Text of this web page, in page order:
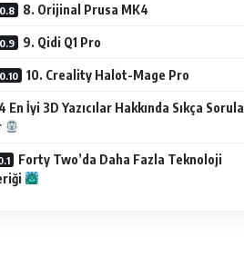
8. Orijinal Prusa MK4
9. Qidi Q1 Pro
10. Creality Halot-Mage Pro
En İyi 3D Yazıcılar Hakkında Sıkça
Forty Two’da Daha Fazla Teknoloji